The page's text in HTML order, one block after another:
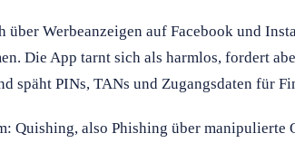
Werbeanzeigen auf Facebook und
Die App tarnt sich als harmlos, fordert
späht PINs, TANs und Zugangsdaten für
Quishing, also Phishing über manipulierte